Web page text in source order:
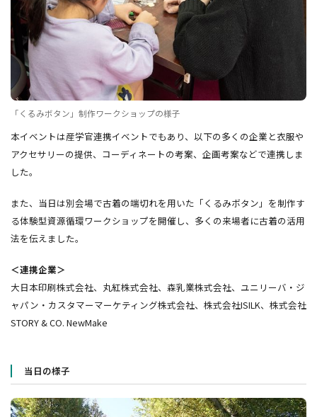
「くるみボタン」制作ワークショップの様子
本イベントは産学官連携イベントでもあり、以下の多くの企業と衣服や
アクセサリーの提供、コーディネートの考案、企画考案などで連携しま
した。
また、当日は別会場で古着の端切れを用いた「くるみボタン」を制作す
る体験型資源循環ワークショップを開催し、多くの来場者に古着の活用
法を伝えました。
＜連携企業＞
大日本印刷株式会社、丸紅株式会社、森乳業株式会社、ユニリーバ・ジ
ャパン・カスタマーマーケティング株式会社、株式会社ISILK、株式会社
STORY & CO. NewMake
当日の様子